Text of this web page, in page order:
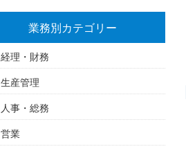
業務別カテゴリー
経理・財務
生産管理
人事・総務
営業